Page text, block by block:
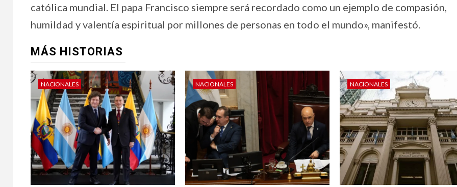
católica mundial. El papa Francisco siempre será recordado como un ejemplo de compasión,
humildad y valentía espiritual por millones de personas en todo el mundo», manifestó.
MÁS HISTORIAS
NACIONALES NACIONALES NACIONALES